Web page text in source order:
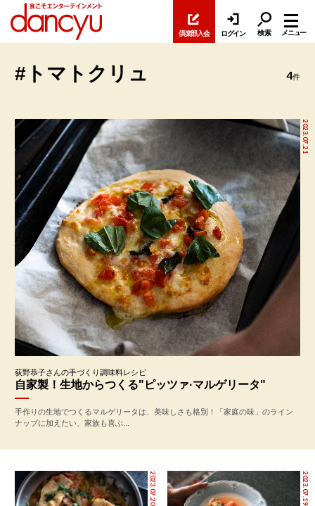
倶楽部入会 ログイン 検索 メニュー
#トマトクリュ 4件
2023.07.21
荻野恭子さんの手づくり調味料レシピ
自家製！生地からつくる"ピッツァ·マルゲリータ"
手作りの生地でつくるマルゲリータは、美味しさも格別！「家庭の味」のライン
ナップに加えたい、家族も喜ぶ...
2023.07.20 2023.07.19